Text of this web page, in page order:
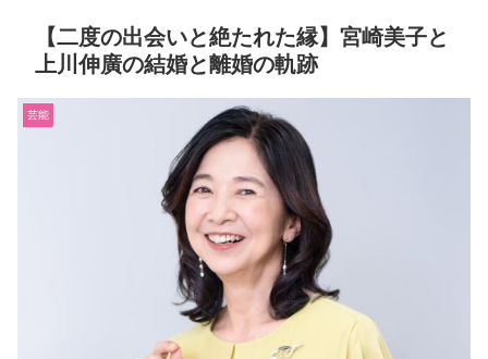
【二度の出会いと絶たれた縁】宮崎美子と
上川伸廣の結婚と離婚の軌跡
芸能